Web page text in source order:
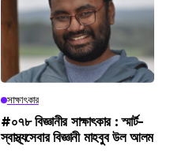
সাক্ষাৎকার
#০৭৮ বিজ্ঞানীর সাক্ষাৎকার : স্মার্ট-
স্বাস্থ্যসেবার বিজ্ঞানী মাহবুব উল আলম